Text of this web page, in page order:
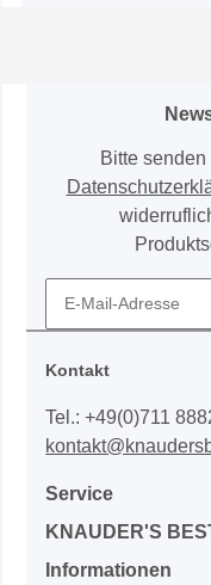
Bitte
Kontakt
Tel.: +49(0)711
Service
KNAUDER'S
Informationen